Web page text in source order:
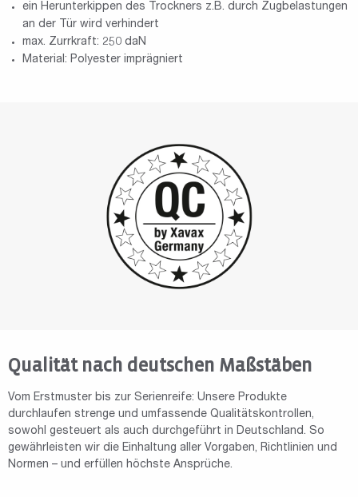
ein Herunterkippen des Trockners z.B. durch Zugbelastungen
an der Tür wird verhindert
max. Zurrkraft: 250 daN
Material: Polyester imprägniert
Qualität nach deutschen Maßstäben
Vom Erstmuster bis zur Serienreife: Unsere Produkte
durchlaufen strenge und umfassende Qualitätskontrollen,
sowohl gesteuert als auch durchgeführt in Deutschland. So
gewährleisten wir die Einhaltung aller Vorgaben, Richtlinien und
Normen – und erfüllen höchste Ansprüche.